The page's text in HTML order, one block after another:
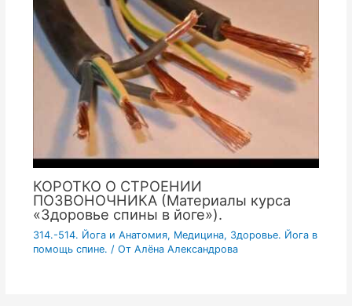
КОРОТКО О СТРОЕНИИ
ПОЗВОНОЧНИКА (Материалы курса
«Здоровье спины в йоге»).
314.-514. Йога и Анатомия, Медицина, Здоровье. Йога в
помощь спине. / От Алёна Александрова